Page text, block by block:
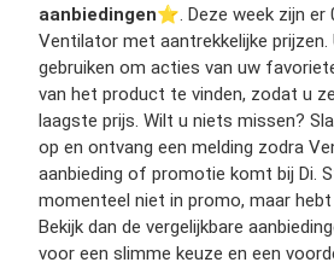
aanbiedingen⭐️. Deze week zijn er
Ventilator met aantrekkelijke
gebruiken om acties van uw
van het product te vinden, zodat u
laagste prijs. Wilt u niets missen?
op en ontvang een melding zodra
aanbieding of promotie komt bij Di.
momenteel niet in promo, maar
Bekijk dan de vergelijkbare
voor een slimme keuze en een